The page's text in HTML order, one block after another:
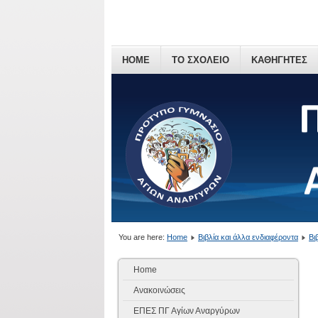
HOME ΤΟ ΣΧΟΛΕΙΟ ΚΑΘΗΓΗΤΕΣ
You are here: Home Βιβλία και άλλα ενδιαφέροντα
Home
Ανακοινώσεις
ΕΠΕΣ ΠΓ Αγίων Αναργύρων